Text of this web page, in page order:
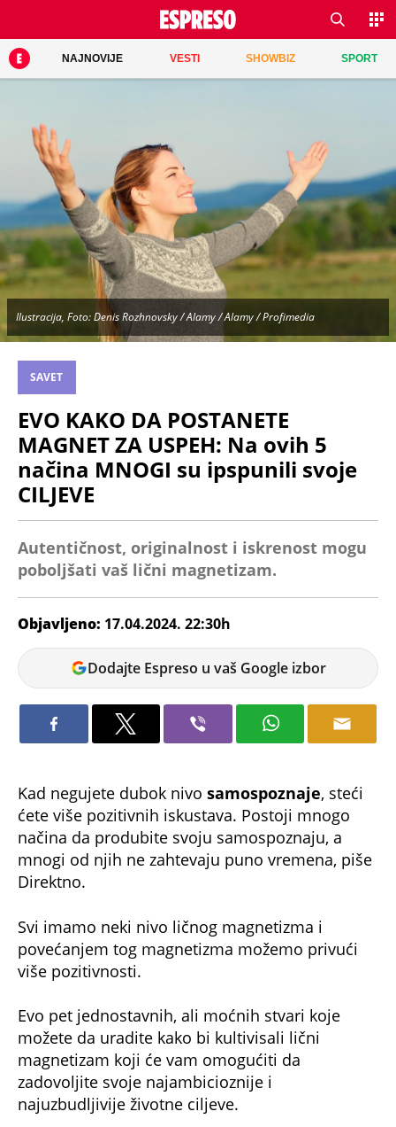
NAJNOVIJE VESTI SHOWBIZ SPORT
Ilustracija, Foto: Denis Rozhnovsky / Alamy / Alamy / Profimedia
SAVET
EVO KAKO DA POSTANETE
MAGNET ZA USPEH: Na ovih 5
načina MNOGI su ipspunili svoje
CILJEVE
Autentičnost, originalnost i iskrenost mogu
poboljšati vaš lični magnetizam.
Objavljeno: 17.04.2024. 22:30h
Marija
Marković Dodajte Espreso u vaš Google izbor
Kad negujete dubok nivo samospoznaje, steći
ćete više pozitivnih iskustava. Postoji mnogo
načina da produbite svoju samospoznaju, a
mnogi od njih ne zahtevaju puno vremena, piše
Direktno.
Svi imamo neki nivo ličnog magnetizma i
povećanjem tog magnetizma možemo privući
više pozitivnosti.
Evo pet jednostavnih, ali moćnih stvari koje
možete da uradite kako bi kultivisali lični
magnetizam koji će vam omogućiti da
zadovoljite svoje najambicioznije i
najuzbudljivije životne ciljeve.